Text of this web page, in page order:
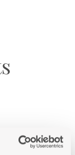
on the left side of the